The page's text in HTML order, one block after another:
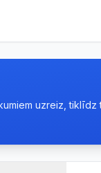
uzreiz,